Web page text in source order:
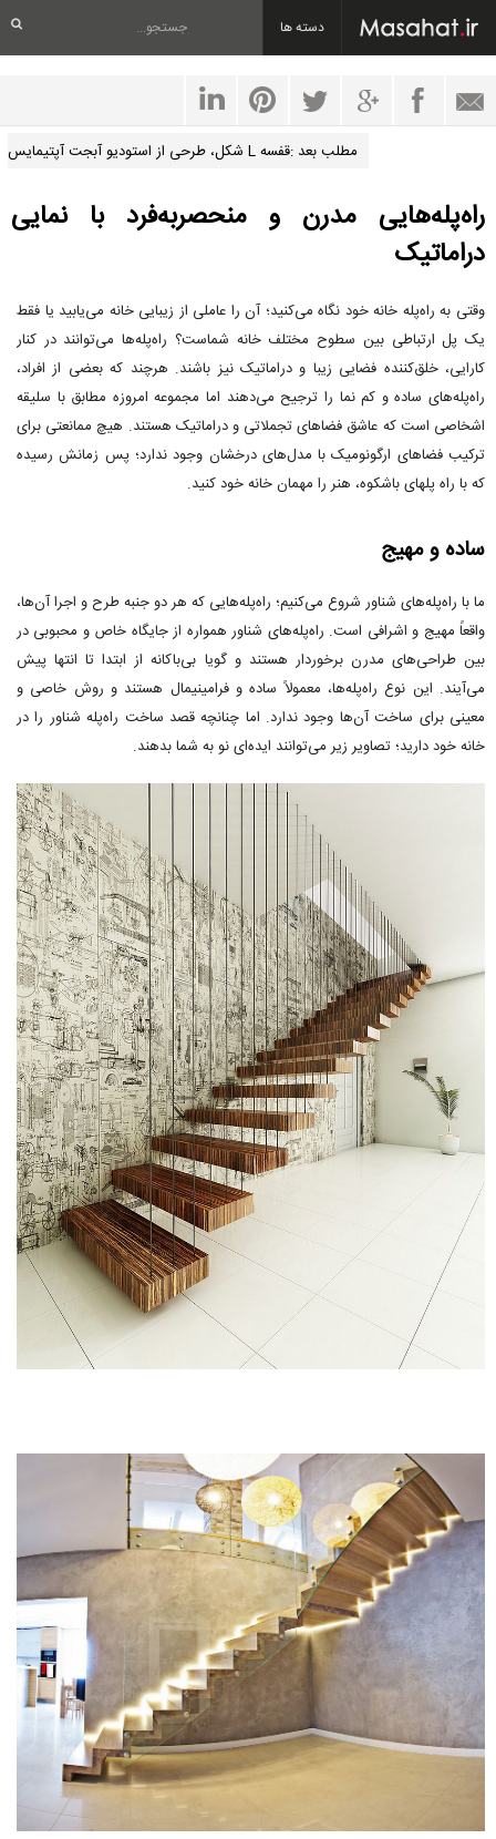
دسته ها
مطلب بعد :قفسه L شکل، طرحی از استودیو آبجت آپتیمایس
راه‌پله‌هایی مدرن و منحصربه‌فرد با نمایی
دراماتیک
وقتی به راه‌پله خانه خود نگاه می‌کنید؛ آن را عاملی از زیبایی خانه می‌یابید یا فقط
یک پل ارتباطی بین سطوح مختلف خانه شماست؟ راه‌پله‌ها می‌توانند در کنار
کارایی، خلق‌کننده فضایی زیبا و دراماتیک نیز باشند. هرچند که بعضی از افراد،
راه‌پله‌های ساده و کم نما را ترجیح می‌دهند اما مجموعه امروزه مطابق با سلیقه
اشخاصی است که عاشق فضاهای تجملاتی و دراماتیک هستند. هیچ ممانعتی برای
ترکیب فضاهای ارگونومیک با مدل‌های درخشان وجود ندارد؛ پس زمانش رسیده
که با راه پلهای باشکوه، هنر را مهمان خانه خود کنید.
ساده و مهیج
ما با راه‌پله‌های شناور شروع می‌کنیم؛ راه‌پله‌هایی که هر دو جنبه طرح و اجرا آن‌ها،
واقعاً مهیج و اشرافی است. راه‌پله‌های شناور همواره از جایگاه خاص و محبوبی در
بین طراحی‌های مدرن برخوردار هستند و گویا بی‌باکانه از ابتدا تا انتها پیش
می‌آیند. این نوع راه‌پله‌ها، معمولاً ساده و فرامینیمال هستند و روش خاصی و
معینی برای ساخت آن‌ها وجود ندارد. اما چنانچه قصد ساخت راه‌پله شناور را در
خانه خود دارید؛ تصاویر زیر می‌توانند ایده‌ای نو به شما بدهند.